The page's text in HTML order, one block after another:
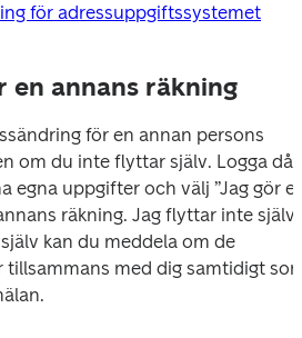
för adressuppgiftssystemet
en annans räkning
för en annan persons
om du inte flyttar själv. Logga då
egna uppgifter och välj ”Jag gör
räkning. Jag flyttar inte
kan du meddela om de
med dig samtidigt